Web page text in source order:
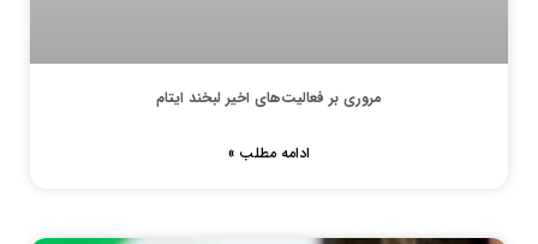
مروری بر فعالیت‌های اخیر لبخند ایتام
ادامه مطلب »